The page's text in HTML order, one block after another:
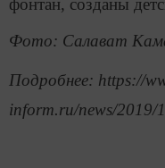
фонтан, созданы
Фото: Салават
Подробнее: https://
inform.ru/news/2019/